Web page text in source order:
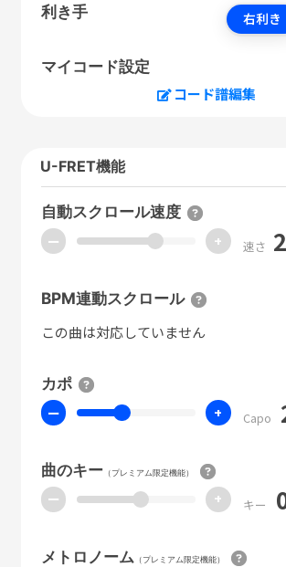
利き手 右利き
マイコード設定
コード譜編集
U-FRET機能
自動スクロール速度
ー + 速さ
BPM連動スクロール
この曲は対応していません
カポ
ー + Capo
曲のキー（プレミアム限定機能）
ー + キー
メトロノーム （プレミアム限定機能）